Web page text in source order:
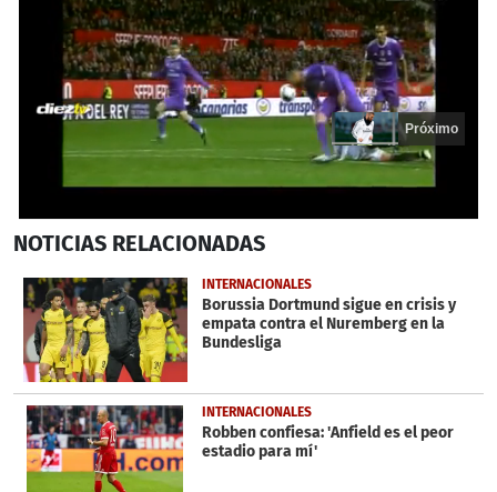
second
17
seconds
Próximo
NOTICIAS RELACIONADAS
INTERNACIONALES
Borussia Dortmund sigue en crisis y
empata contra el Nuremberg en la
Bundesliga
INTERNACIONALES
Robben confiesa: 'Anfield es el peor
estadio para mí'